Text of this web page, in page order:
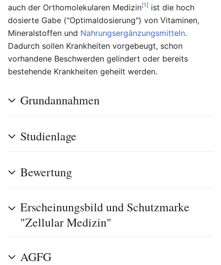
auch der Orthomolekularen Medizin[1] ist die hoch
dosierte Gabe ("Optimaldosierung") von Vitaminen,
Mineralstoffen und Nahrungsergänzungsmitteln.
Dadurch sollen Krankheiten vorgebeugt, schon
vorhandene Beschwerden gelindert oder bereits
bestehende Krankheiten geheilt werden.
Grundannahmen
Studienlage
Bewertung
Erscheinungsbild und Schutzmarke
"Zellular Medizin"
AGFG